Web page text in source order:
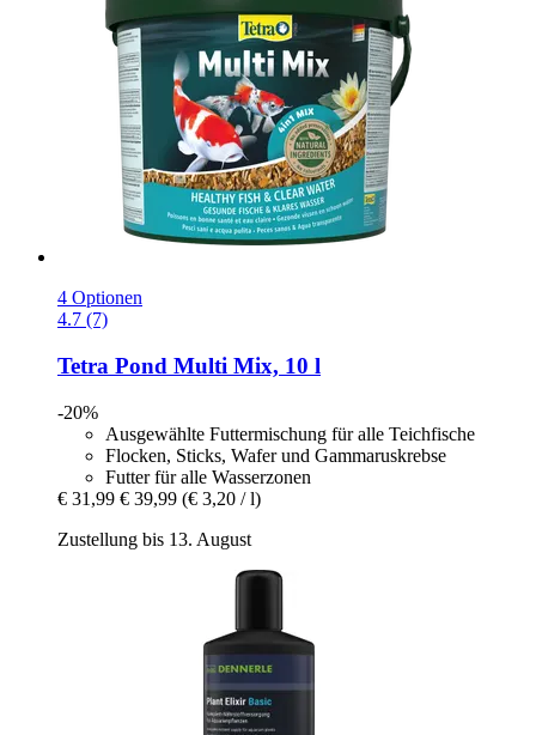
4 Optionen
4.7 (7)
Tetra Pond Multi Mix, 10 l
-20%
Ausgewählte Futtermischung für alle Teichfische
Flocken, Sticks, Wafer und Gammaruskrebse
Futter für alle Wasserzonen
€ 31,99 € 39,99 (€ 3,20 / l)
Zustellung bis 13. August